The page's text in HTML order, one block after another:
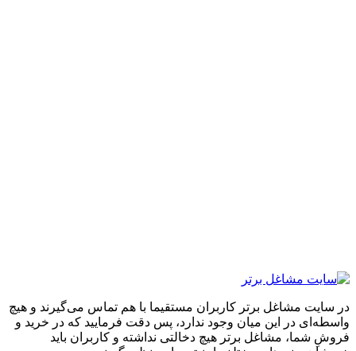
مشاغل برتر کاربران مستقیما با هم تماس می‌گیرند و هیچ
در این میان وجود ندارد، پس دقت فرمایید که در خرید و
شما، مشاغل برتر هیچ دخالتی نداشته و کاربران باید